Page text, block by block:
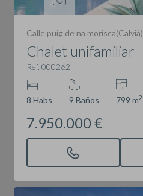
Calle puig de na morisca(Calvià)
Chalet unifamiliar
Ref. 000262
8 Habs 9 Baños 799 m2
7.950.000 €